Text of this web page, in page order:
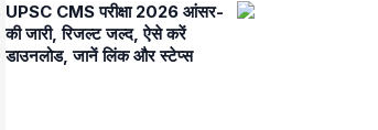
UPSC CMS परीक्षा 2026 आंसर-
की जारी, रिजल्ट जल्द, ऐसे करें
डाउनलोड, जानें लिंक और स्टेप्स